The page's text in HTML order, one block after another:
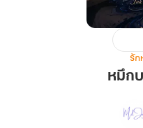
ปลาย
รัก
หมึก